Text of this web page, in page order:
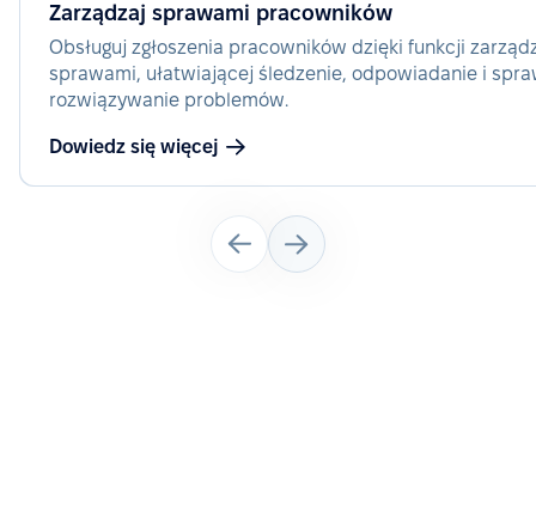
Zarządzaj sprawami pracowników
Obsługuj zgłoszenia pracowników dzięki funkcji
sprawami, ułatwiającej śledzenie, odpowiadanie i
rozwiązywanie problemów.
Dowiedz się więcej